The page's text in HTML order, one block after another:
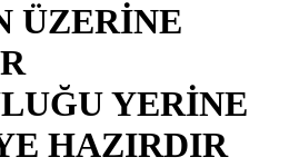
ÜZERİNE
YERİNE
HAZIRDIR